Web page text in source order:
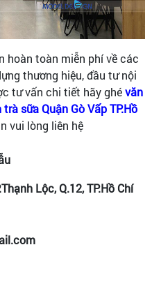
hoàn toàn miễn phí về các
thương hiệu, đầu tư nội
tư vấn chi tiết hãy ghévăn
sữa Quận Gò Vấp TP.Hồ
vui lòng liên hệ
Lộc, Q.12, TP.Hồ Chí